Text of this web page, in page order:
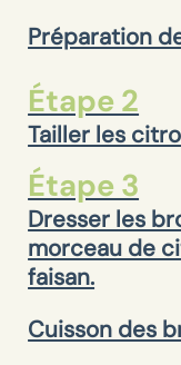
Préparation
Étape 2
Tailler les
Étape 3
Dresser les
morceau de
faisan.
Cuisson des